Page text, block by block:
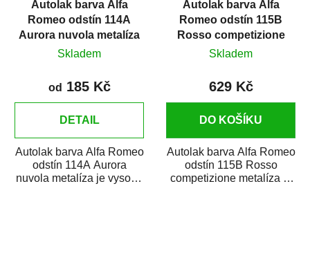
Autolak barva Alfa
Romeo odstín 114A
Aurora nuvola metalíza
Skladem
od 185 Kč
DETAIL
Autolak barva Alfa Romeo
odstín 114A Aurora
nuvola metalíza je vysoce
Autolak barva Alfa
Romeo odstín 115B
Rosso competizione
metalíza
Skladem
629 Kč
DO KOŠÍKU
Autolak barva Alfa Romeo
odstín 115B Rosso
competizione metalíza je